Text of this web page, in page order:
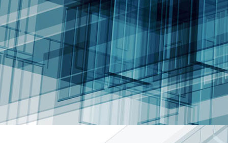
017 - Infantil Temporada 23-24